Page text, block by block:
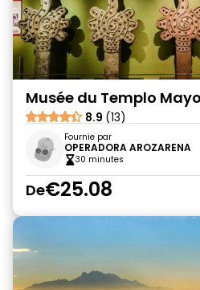
Musée du Templo
8.9 (13)
Fournie par
OPERADORA AROZARENA
30 minutes
De€25.08